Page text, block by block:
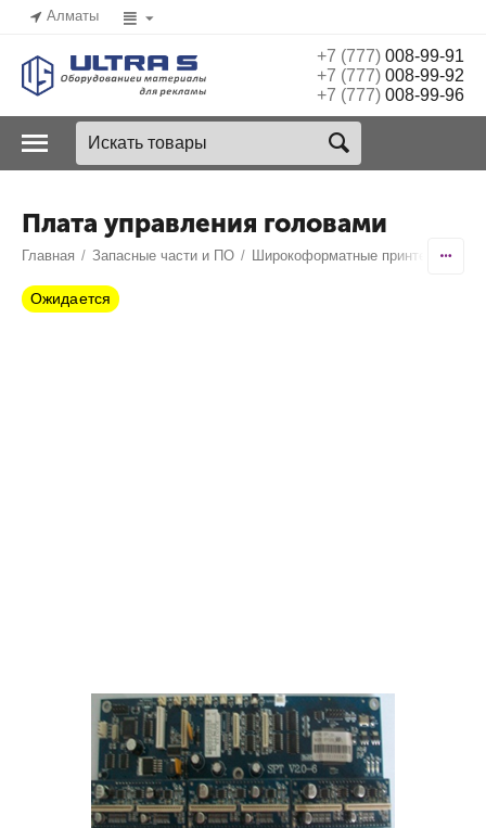
Алматы
+7 (777)008-99-91
+7 (777)008-99-92
+7 (777)008-99-96
Плата управления головами
Главная / Запасные части и ПО / Широкоформатные принтеры /
Ожидается